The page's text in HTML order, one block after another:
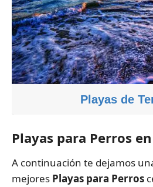
Playas de
Playas para Perros
A continuación te dejamos
mejores Playas para Perros